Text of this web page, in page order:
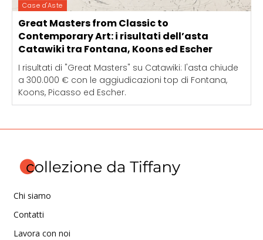
Case d'Aste
Great Masters from Classic to
Contemporary Art: i risultati dell’asta
Catawiki tra Fontana, Koons ed Escher
I risultati di "Great Masters" su Catawiki: l'asta chiude
a 300.000 € con le aggiudicazioni top di Fontana,
Koons, Picasso ed Escher.
Chi siamo
Contatti
Lavora con noi